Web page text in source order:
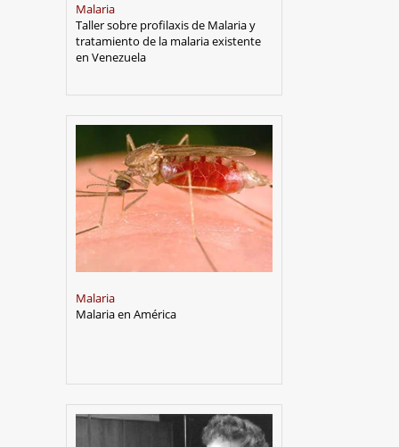
Malaria
Taller sobre profilaxis de Malaria y
tratamiento de la malaria existente
en Venezuela
Malaria
Malaria en América